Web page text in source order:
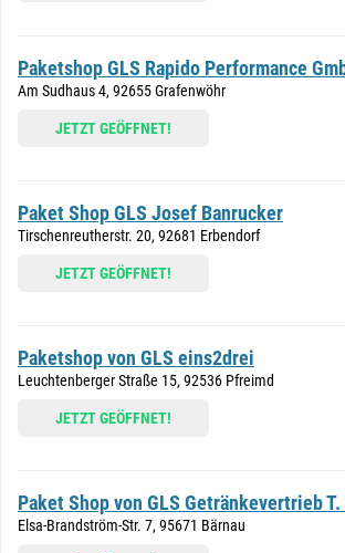
Paketshop GLS Rapido Performance
Am Sudhaus 4, 92655 Grafenwöhr
JETZT GEÖFFNET!
Paket Shop GLS Josef Banrucker
Tirschenreutherstr. 20, 92681 Erbendorf
JETZT GEÖFFNET!
Paketshop von GLS eins2drei
Leuchtenberger Straße 15, 92536 Pfreimd
JETZT GEÖFFNET!
Paket Shop von GLS Getränkevertrieb
Elsa-Brandström-Str. 7, 95671 Bärnau